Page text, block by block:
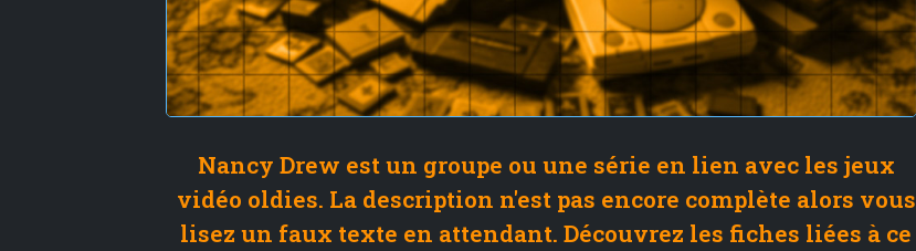
Nancy Drew est un groupe ou une série en lien avec les jeux
vidéo oldies. La description n'est pas encore complète alors vous
lisez un faux texte en attendant. Découvrez les fiches liées à ce